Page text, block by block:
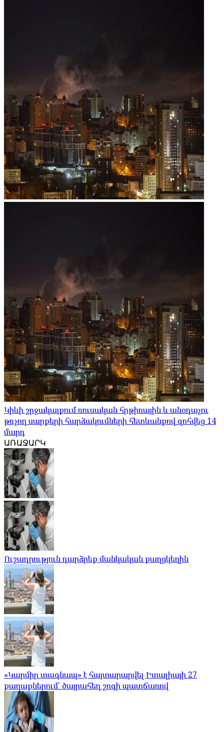
Կիևի շրջակայքում ռուսական հրթիռային և անօդաչու
թռչող սարքերի հարձակումների հետևանքով զոհվեց 14
մարդ
ԱՌԱՋԱՐԿ
Ուշադրություն դարձրեք մանկական քաղցկեղին
«Կարմիր տագնապ» է հայտարարվել Իտալիայի 27
քաղաքներում՝ ծայրահեղ շոգի պատճառով